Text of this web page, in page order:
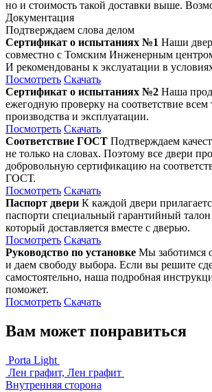
но и стоимость такой доставки выше.
Документация
Подтверждаем слова делом
Сертификат о испытаниях №1 Наши
совместно с Томским Инженерным
И рекомендованы к экслуатации в
Посмотреть Скачать
Сертификат о испытаниях №2 Наша
ежегодную проверку на соответствие всем
производства и эксплуатации.
Посмотреть Скачать
Соответствие ГОСТ Подтверждаем
не только на словах. Поэтому все двери
добровольную сертификацию на
ГОСТ.
Посмотреть Скачать
Паспорт двери К каждой двери
паспорти специальный гарантийный талон
который доставляется вместе с дверью.
Посмотреть Скачать
Руководство по установке Мы заботимся
и даем свободу выбора. Если вы решите
самостоятельно, наша подробная
поможет.
Посмотреть Скачать
Вам может понравиться
Porta Light
Лен графит, Лен графит
Внутренняя сторона